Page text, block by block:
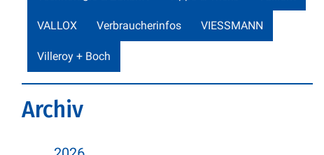
VALLOX Verbraucherinfos VIESSMANN
Villeroy + Boch
Archiv